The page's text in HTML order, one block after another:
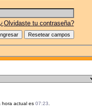
¿Olvidaste tu contraseña?
hora actual es 07:23